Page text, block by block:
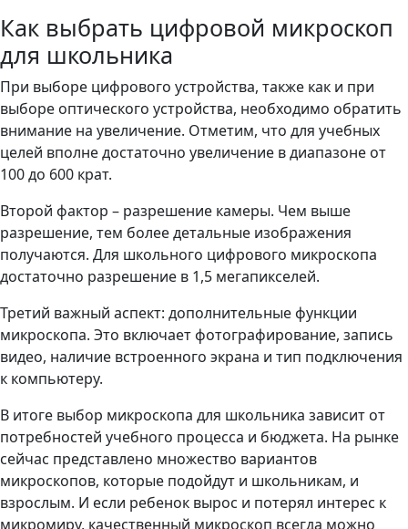
Как выбрать цифровой микроскоп
для школьника
При выборе цифрового устройства, также как и при
выборе оптического устройства, необходимо обратить
внимание на увеличение. Отметим, что для учебных
целей вполне достаточно увеличение в диапазоне от
100 до 600 крат.
Второй фактор – разрешение камеры. Чем выше
разрешение, тем более детальные изображения
получаются. Для школьного цифрового микроскопа
достаточно разрешение в 1,5 мегапикселей.
Третий важный аспект: дополнительные функции
микроскопа. Это включает фотографирование, запись
видео, наличие встроенного экрана и тип подключения
к компьютеру.
В итоге выбор микроскопа для школьника зависит от
потребностей учебного процесса и бюджета. На рынке
сейчас представлено множество вариантов
микроскопов, которые подойдут и школьникам, и
взрослым. И если ребенок вырос и потерял интерес к
микромиру, качественный микроскоп всегда можно